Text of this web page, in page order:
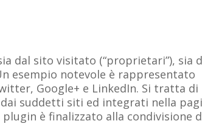
dal sito visitato (“proprietari”), sia
esempio notevole è rappresentato
Google+ e LinkedIn. Si tratta di
suddetti siti ed integrati nella
è finalizzato alla condivisione